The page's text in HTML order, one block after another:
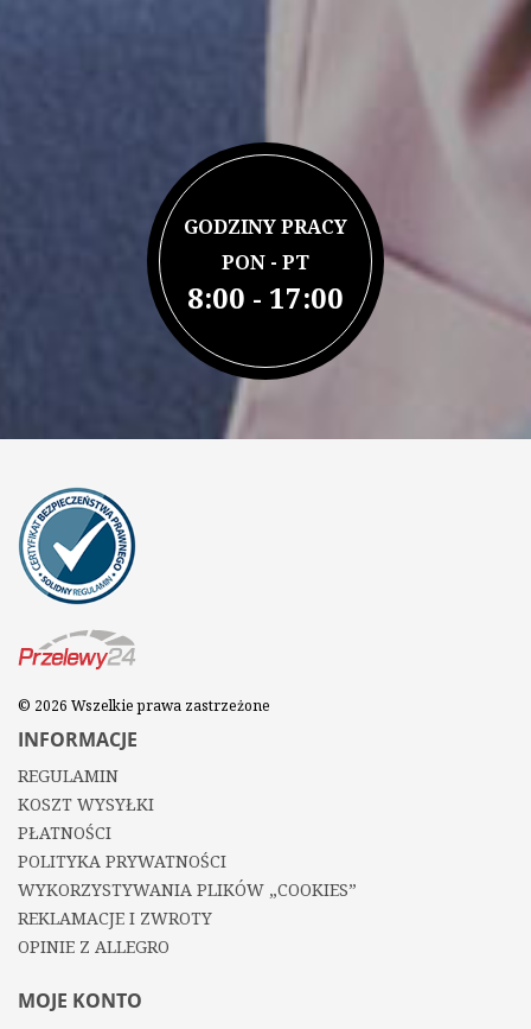
GODZINY PRACY
PON - PT
8:00 - 17:00
© 2026 Wszelkie prawa zastrzeżone
INFORMACJE
REGULAMIN
KOSZT WYSYŁKI
PŁATNOŚCI
POLITYKA PRYWATNOŚCI
WYKORZYSTYWANIA PLIKÓW „COOKIES”
REKLAMACJE I ZWROTY
OPINIE Z ALLEGRO
MOJE KONTO